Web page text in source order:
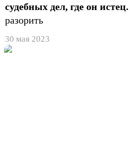
судебных дел, где он истец.
разорить
30 мая 2023